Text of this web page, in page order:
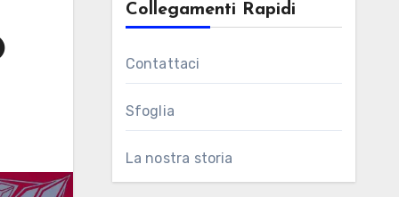
Collegamenti Rapidi
Contattaci
Sfoglia
La nostra storia